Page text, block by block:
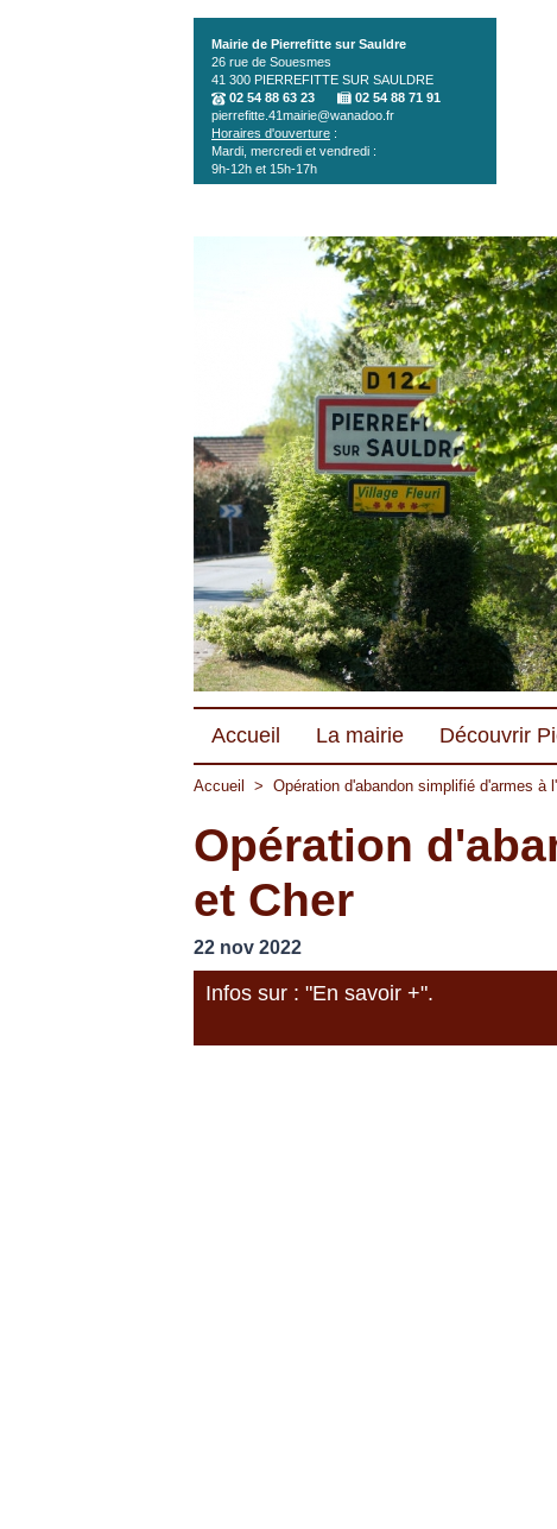
Mairie de Pierrefitte sur Sauldre
26 rue de Souesmes
41 300 PIERREFITTE SUR SAULDRE
02 54 88 63 23
02 54 88 71 91
pierrefitte.41mairie@wanadoo.fr
Horaires d'ouverture :
Mardi, mercredi et vendredi :
9h-12h et 15h-17h
Accueil La mairie Découvrir
Accueil > Opération d'abandon simplifié d'armes à
Opération
et Cher
22 nov 2022
Infos sur : "En savoir +".